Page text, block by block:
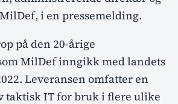
i en pressemelding.
på den 20-årige
MilDef inngikk med landets
Leveransen omfatter en
taktisk IT for bruk i flere ulike